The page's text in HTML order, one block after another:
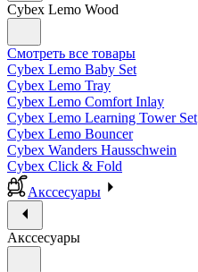
Cybex Lemo Wood
Смотреть все товары
Cybex Lemo Baby Set
Cybex Lemo Tray
Cybex Lemo Comfort Inlay
Cybex Lemo Learning Tower Set
Cybex Lemo Bouncer
Cybex Wanders Hausschwein
Cybex Click & Fold
Акссесуары
Акссесуары